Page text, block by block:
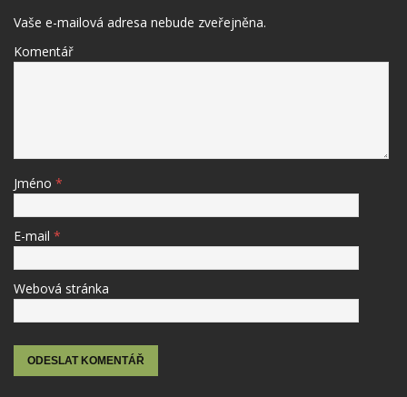
Vaše e-mailová adresa nebude zveřejněna.
Komentář
Jméno *
E-mail *
Webová stránka